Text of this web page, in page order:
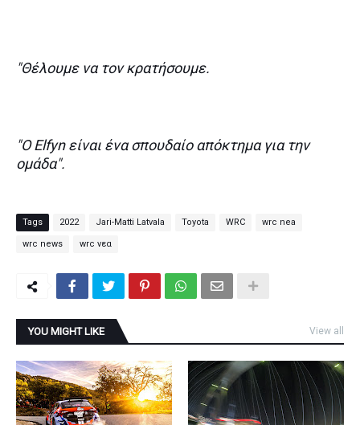
"Θέλουμε να τον κρατήσουμε.
"Ο Elfyn είναι ένα σπουδαίο απόκτημα για την
ομάδα".
Tags 2022 Jari-Matti Latvala Toyota WRC wrc nea
wrc news wrc νεα
YOU MIGHT LIKE View all